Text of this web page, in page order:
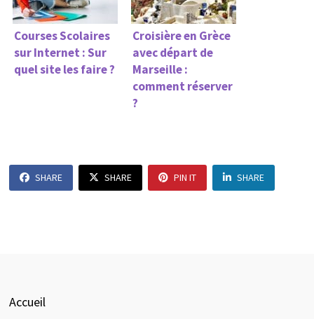
Courses Scolaires
sur Internet : Sur
quel site les faire ?
Croisière en Grèce
avec départ de
Marseille :
comment réserver
?
SHARE SHARE PIN IT SHARE
Accueil